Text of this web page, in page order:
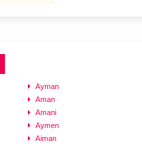
Ayman
Aman
Amani
Aymen
Aiman